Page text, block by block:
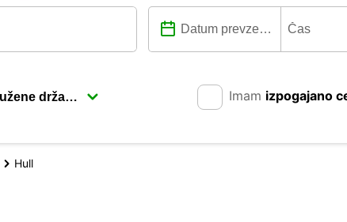
Imam izpogajano
Hull